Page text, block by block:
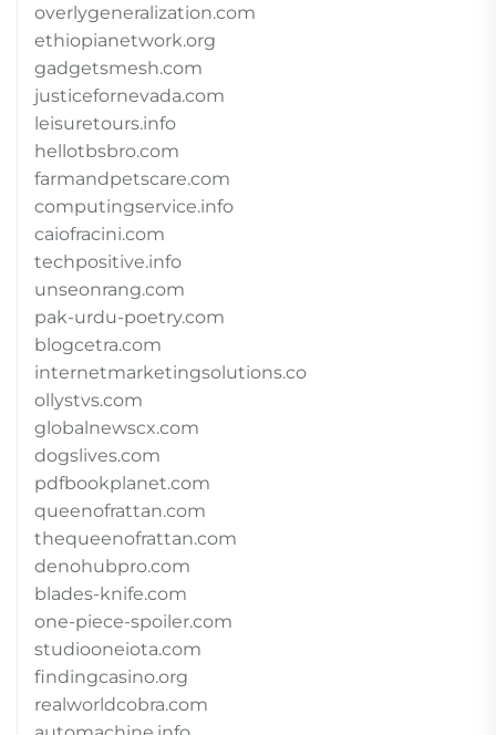
overlygeneralization.com
ethiopianetwork.org
gadgetsmesh.com
justicefornevada.com
leisuretours.info
hellotbsbro.com
farmandpetscare.com
computingservice.info
caiofracini.com
techpositive.info
unseonrang.com
pak-urdu-poetry.com
blogcetra.com
internetmarketingsolutions.co
ollystvs.com
globalnewscx.com
dogslives.com
pdfbookplanet.com
queenofrattan.com
thequeenofrattan.com
denohubpro.com
blades-knife.com
one-piece-spoiler.com
studiooneiota.com
findingcasino.org
realworldcobra.com